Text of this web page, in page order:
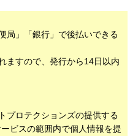
局」「銀行」で後払いできる
ますので、発行から14日以内
プロテクションズの提供する
ビスの範囲内で個人情報を提